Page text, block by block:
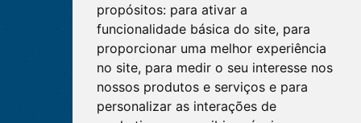
propósitos: para ativar a
funcionalidade básica do site, para
proporcionar uma melhor experiência
no site, para medir o seu interesse nos
nossos produtos e serviços e para
personalizar as interações de